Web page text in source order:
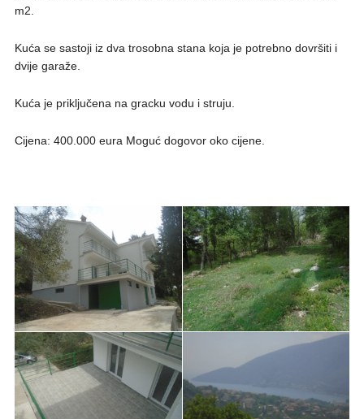
m2.
Kuća se sastoji iz dva trosobna stana koja je potrebno dovršiti i
dvije garaže.
Kuća je priključena na gracku vodu i struju.
Cijena: 400.000 eura Moguć dogovor oko cijene.